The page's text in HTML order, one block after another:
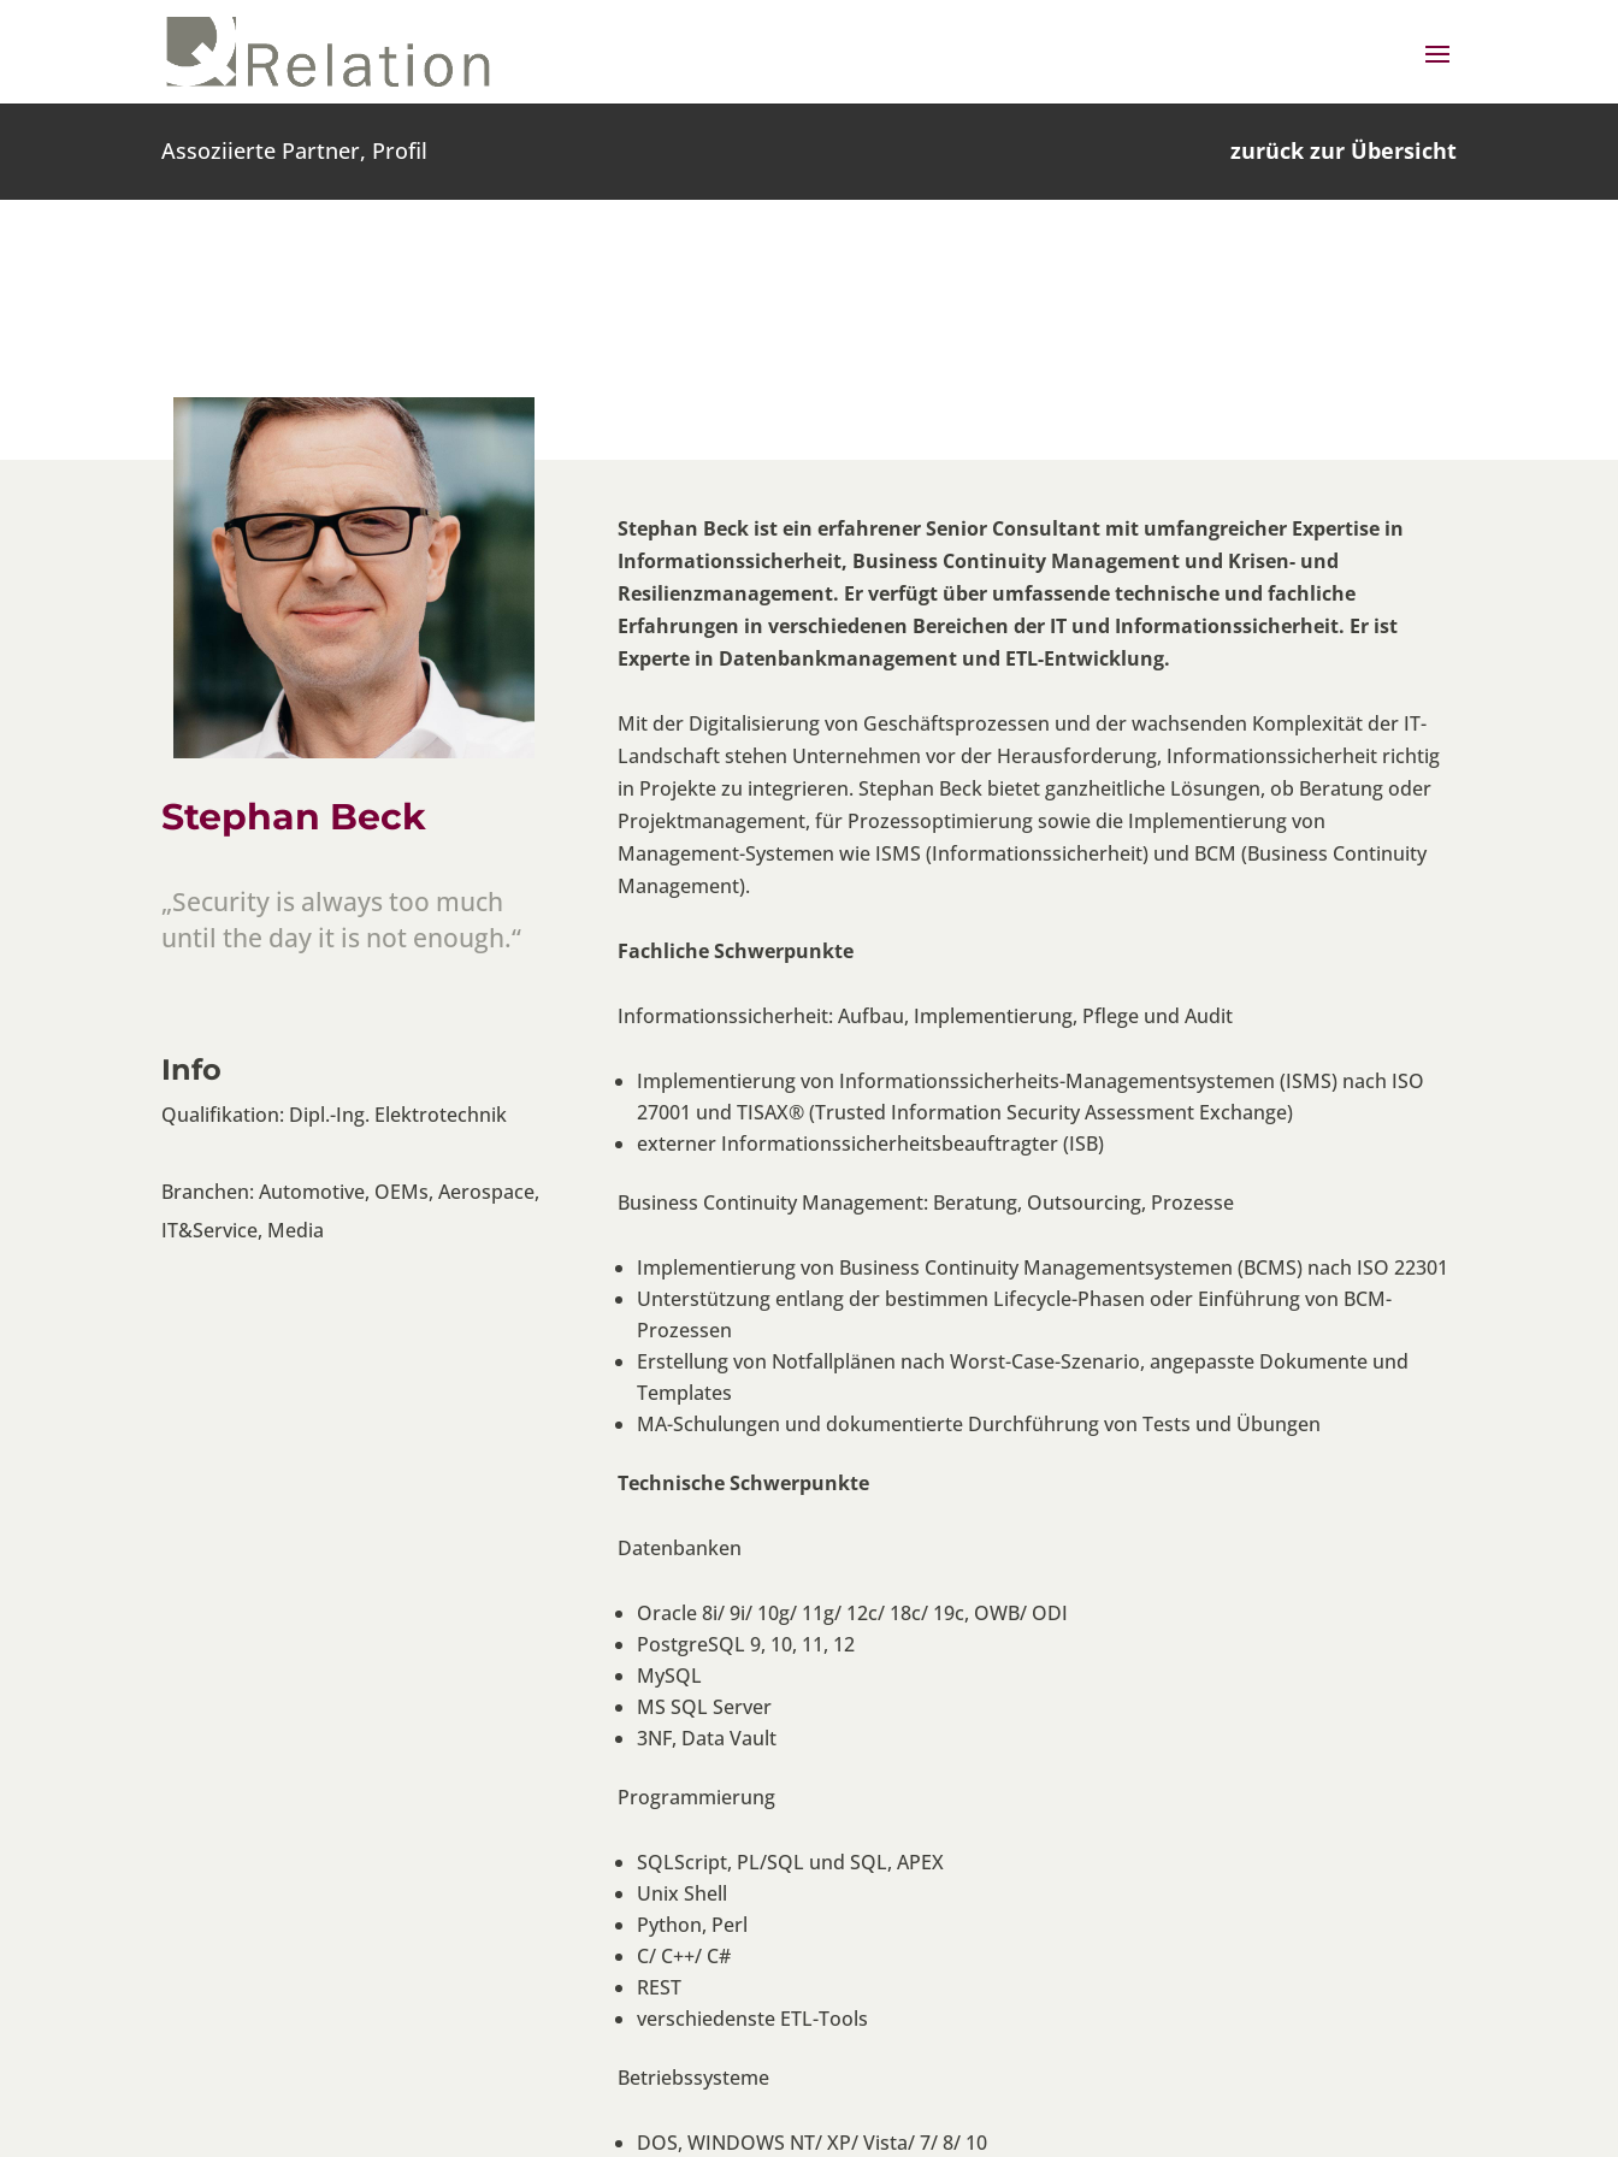
Assoziierte Partner, Profil zurück zur Übersicht
Stephan Beck
„Security is always too much
until the day it is not enough.“
Info
Qualifikation: Dipl.-Ing. Elektrotechnik
Branchen: Automotive, OEMs, Aerospace,
IT&Service, Media
Stephan Beck ist ein erfahrener Senior Consultant mit umfangreicher Expertise in
Informationssicherheit, Business Continuity Management und Krisen- und
Resilienzmanagement. Er verfügt über umfassende technische und fachliche
Erfahrungen in verschiedenen Bereichen der IT und Informationssicherheit. Er ist
Experte in Datenbankmanagement und ETL-Entwicklung.
Mit der Digitalisierung von Geschäftsprozessen und der wachsenden Komplexität der IT-
Landschaft stehen Unternehmen vor der Herausforderung, Informationssicherheit richtig
in Projekte zu integrieren. Stephan Beck bietet ganzheitliche Lösungen, ob Beratung oder
Projektmanagement, für Prozessoptimierung sowie die Implementierung von
Management-Systemen wie ISMS (Informationssicherheit) und BCM (Business Continuity
Management).
Fachliche Schwerpunkte
Informationssicherheit: Aufbau, Implementierung, Pflege und Audit
Implementierung von Informationssicherheits-Managementsystemen (ISMS) nach ISO
27001 und TISAX® (Trusted Information Security Assessment Exchange)
externer Informationssicherheitsbeauftragter (ISB)
Business Continuity Management: Beratung, Outsourcing, Prozesse
Implementierung von Business Continuity Managementsystemen (BCMS) nach ISO 22301
Unterstützung entlang der bestimmen Lifecycle-Phasen oder Einführung von BCM-
Prozessen
Erstellung von Notfallplänen nach Worst-Case-Szenario, angepasste Dokumente und
Templates
MA-Schulungen und dokumentierte Durchführung von Tests und Übungen
Technische Schwerpunkte
Datenbanken
Oracle 8i/ 9i/ 10g/ 11g/ 12c/ 18c/ 19c, OWB/ ODI
PostgreSQL 9, 10, 11, 12
MySQL
MS SQL Server
3NF, Data Vault
Programmierung
SQLScript, PL/SQL und SQL, APEX
Unix Shell
Python, Perl
C/ C++/ C#
REST
verschiedenste ETL-Tools
Betriebssysteme
DOS, WINDOWS NT/ XP/ Vista/ 7/ 8/ 10